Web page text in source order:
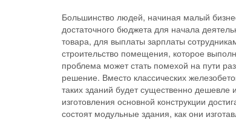
Большинство людей, начиная малый
достаточного бюджета для начала
товара, для выплаты зарплаты
строительство помещения, которое
проблема может стать помехой на пути
решение. Вместо классических
таких зданий будет существенно
изготовления основной конструкции
состоят модульные здания, как они